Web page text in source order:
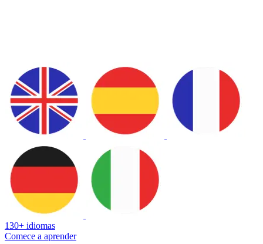
130+ idiomas
Comece a aprender